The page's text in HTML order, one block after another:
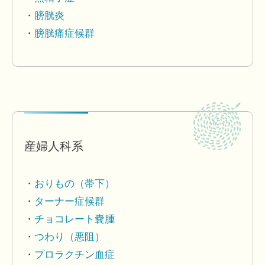
膀胱炎
膀胱痛症候群
産婦人科系
おりもの（帯下）
ターナー症候群
チョコレート嚢腫
つわり（悪阻）
プロラクチン血症